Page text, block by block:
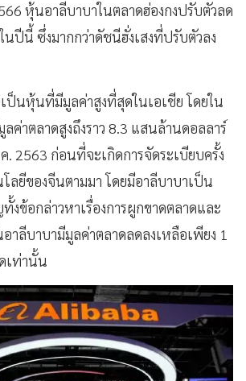
หุ้นอาลีบาบาในตลาดฮ่องกงปรับตัวลด
นปีนี้ ซึ่งมากกว่าดัชนีฮั่งเสงที่ปรับตัวลง
ป็นหุ้นที่มีมูลค่าสูงที่สุดในเอเชีย โดยใน
ค่าตลาดสูงถึงราว 8.3 แสนล้านดอลลาร์
. 2563 ก่อนที่จะเกิดการจัดระเบียบครั้ง
ลยีของจีนตามมา โดยมีอาลีบาบาเป็น
งข้อกล่าวหาเรื่องการผูกขาดตลาดและ
ลีบาบามีมูลค่าตลาดลดลงเหลือเพียง 1
เท่านั้น